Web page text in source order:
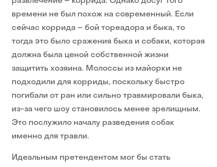
времени не был похож на современный. Если
сейчас коррида – бой тореадора и быка, то
тогда это было сражения быка и собаки, которая
должна была ценой собственной жизни
защитить хозяина. Молоссы из майорки не
подходили для корриды, поскольку быстро
погибали от ран или сильно травмировали быка,
из-за чего шоу становилось менее зрелищным.
Это послужило началу разведения собак
именно для травли.
Идеальным претендентом мог бы стать